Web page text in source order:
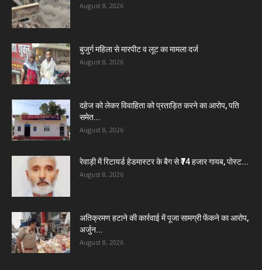
August 8, 2026
बुजुर्ग महिला से मारपीट व लूट का मामला दर्ज
August 8, 2026
दहेज को लेकर विवाहिता को प्रताड़ित करने का आरोप, पति
समेत...
August 8, 2026
रेवाड़ी में रिटायर्ड हेडमास्टर के बैग से ₹74 हजार गायब, पोस्ट...
August 8, 2026
अतिक्रमण हटाने की कार्रवाई में पूजा सामग्री फेंकने का आरोप,
अर्जुन...
August 8, 2026